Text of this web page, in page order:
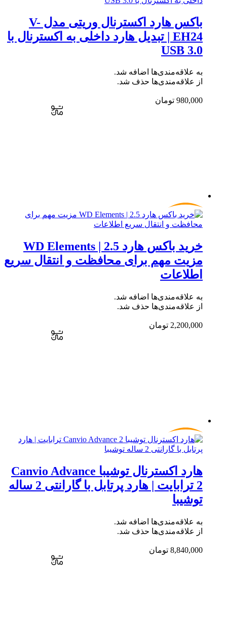
باکس هارد اکسترنال وریتی مدل V-
EH24 | تبدیل هارد داخلی به اکسترنال با
USB 3.0
به علاقه‌مندی‌ها اضافه شد.
از علاقه‌مندی‌ها حذف شد.
980,000 تومان
خرید باکس هارد WD Elements | 2.5
مزیت مهم برای محافظت و انتقال سریع
اطلاعات
به علاقه‌مندی‌ها اضافه شد.
از علاقه‌مندی‌ها حذف شد.
2,200,000 تومان
هارد اکسترنال توشیبا Canvio Advance
2 ترابایت | هارد پرتابل با گارانتی 2 ساله
توشیبا
به علاقه‌مندی‌ها اضافه شد.
از علاقه‌مندی‌ها حذف شد.
8,840,000 تومان